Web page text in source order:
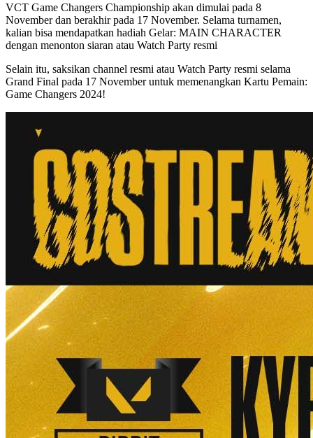
VCT Game Changers Championship akan dimulai pada 8
November dan berakhir pada 17 November. Selama turnamen,
kalian bisa mendapatkan hadiah Gelar: MAIN CHARACTER
dengan menonton siaran atau Watch Party resmi
Selain itu, saksikan channel resmi atau Watch Party resmi selama
Grand Final pada 17 November untuk memenangkan Kartu Pemain:
Game Changers 2024!